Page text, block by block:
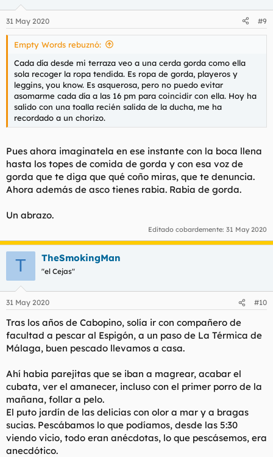
31 May 2020 #9
Empty Words rebuznó:
Cada día desde mi terraza veo a una cerda gorda como ella
sola recoger la ropa tendida. Es ropa de gorda, playeros y
leggins, you know. Es asquerosa, pero no puedo evitar
asomarme cada día a las 16 pm para coincidir con ella. Hoy ha
salido con una toalla recién salida de la ducha, me ha
recordado a un chorizo.
Pues ahora imaginatela en ese instante con la boca llena
hasta los topes de comida de gorda y con esa voz de
gorda que te diga que qué coño miras, que te denuncia.
Ahora además de asco tienes rabia. Rabia de gorda.
Un abrazo.
Editado cobardemente: 31 May 2020
T TheSmokingMan
"el Cejas"
31 May 2020 #10
Tras los años de Cabopino, solía ir con compañero de
facultad a pescar al Espigón, a un paso de La Térmica de
Málaga, buen pescado llevamos a casa.
Ahí habia parejitas que se iban a magrear, acabar el
cubata, ver el amanecer, incluso con el primer porro de la
mañana, follar a pelo.
El puto jardín de las delicias con olor a mar y a bragas
sucias. Pescábamos lo que podíamos, desde las 5:30
viendo vicio, todo eran anécdotas, lo que pescásemos, era
anecdótico.